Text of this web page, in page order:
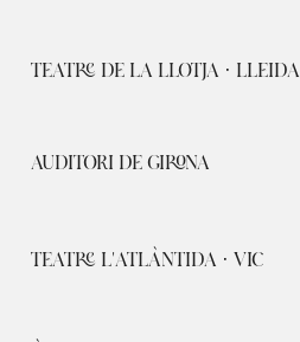
TEATRE DE LA LLOTJA · LLEIDA
AUDITORI DE GIRONA
TEATRE L'ATLÀNTIDA · VIC